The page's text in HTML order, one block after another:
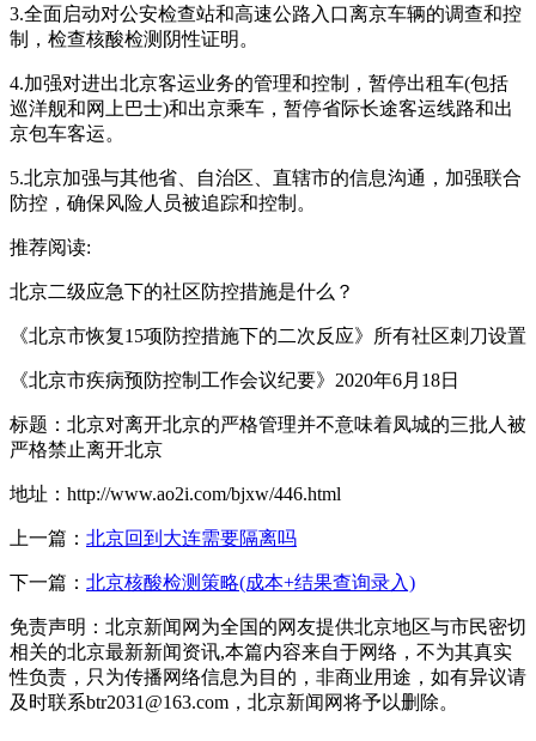
3.全面启动对公安检查站和高速公路入口离京车辆的调查和控
制，检查核酸检测阴性证明。
4.加强对进出北京客运业务的管理和控制，暂停出租车(包括
巡洋舰和网上巴士)和出京乘车，暂停省际长途客运线路和出
京包车客运。
5.北京加强与其他省、自治区、直辖市的信息沟通，加强联合
防控，确保风险人员被追踪和控制。
推荐阅读:
北京二级应急下的社区防控措施是什么？
《北京市恢复15项防控措施下的二次反应》所有社区刺刀设置
《北京市疾病预防控制工作会议纪要》2020年6月18日
标题：北京对离开北京的严格管理并不意味着凤城的三批人被
严格禁止离开北京
地址：http://www.ao2i.com/bjxw/446.html
上一篇： 北京回到大连需要隔离吗
下一篇： 北京核酸检测策略(成本+结果查询录入)
免责声明：北京新闻网为全国的网友提供北京地区与市民密切
相关的北京最新新闻资讯,本篇内容来自于网络，不为其真实
性负责，只为传播网络信息为目的，非商业用途，如有异议请
及时联系btr2031@163.com，北京新闻网将予以删除。